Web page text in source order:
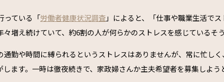
っている「労働者健康状況調査」によると、「仕事や職業生活でス
増え続けていて、約6割の人が何らかのストレスを感じているそう
通勤や時間に縛られるというストレスはありませんが、常に忙しく
します。一時は徹夜続きで、家政婦さんか主夫希望者を募集しよう